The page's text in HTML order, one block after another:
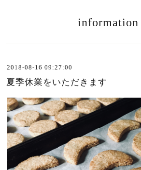
information
2018-08-16 09:27:00
夏季休業をいただきます